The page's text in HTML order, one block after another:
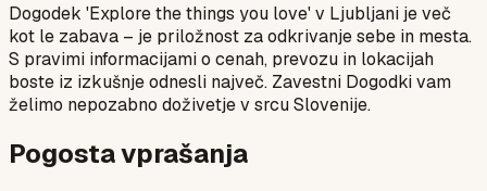
Dogodek 'Explore the things you love' v Ljubljani je več
kot le zabava – je priložnost za odkrivanje sebe in mesta.
S pravimi informacijami o cenah, prevozu in lokacijah
boste iz izkušnje odnesli največ. Zavestni Dogodki vam
želimo nepozabno doživetje v srcu Slovenije.
Pogosta vprašanja